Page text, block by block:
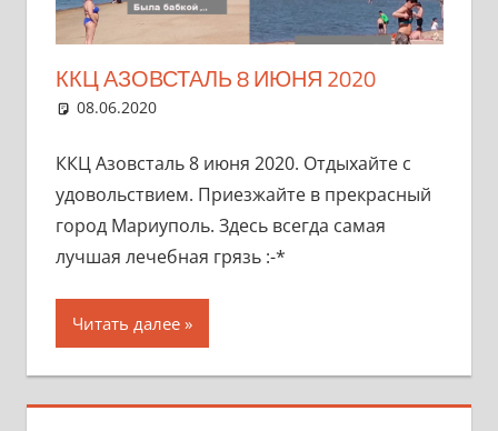
ККЦ АЗОВСТАЛЬ 8 ИЮНЯ 2020
08.06.2020
ККЦ Азовсталь 8 июня 2020. Отдыхайте с
удовольствием. Приезжайте в прекрасный
город Мариуполь. Здесь всегда самая
лучшая лечебная грязь :-*
Читать далее